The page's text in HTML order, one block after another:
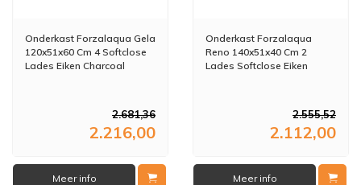
Onderkast Forzalaqua Gela
120x51x60 Cm 4 Softclose
Lades Eiken Charcoal
2.681,36
2.216,00
Meer info
Onderkast Forzalaqua
Reno 140x51x40 Cm 2
Lades Softclose Eiken
2.555,52
2.112,00
Meer info